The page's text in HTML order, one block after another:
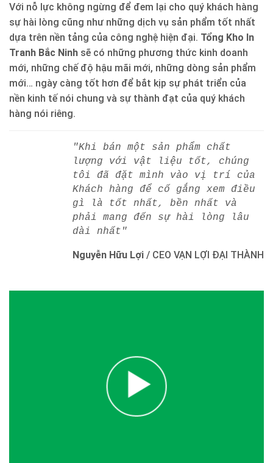
Với nỗ lực không ngừng để đem lại cho quý khách hàng
sự hài lòng cũng như những dịch vụ sản phẩm tốt nhất
dựa trên nền tảng của công nghệ hiện đại. Tổng Kho In
Tranh Bắc Ninh sẽ có những phương thức kinh doanh
mới, những chế độ hậu mãi mới, những dòng sản phẩm
mới… ngày càng tốt hơn để bắt kịp sự phát triển của
nền kinh tế nói chung và sự thành đạt của quý khách
hàng nói riêng.
"Khi bán một sản phẩm chất
lượng với vật liệu tốt, chúng
tôi đã đặt mình vào vị trí của
Khách hàng để cố gắng xem điều
gì là tốt nhất, bền nhất và
phải mang đến sự hài lòng lâu
dài nhất"
Nguyễn Hữu Lợi / CEO VẠN LỢI ĐẠI THÀNH